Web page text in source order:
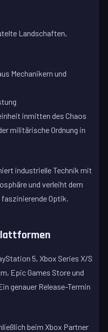
Landschaften,
Mechanikern und
inmitten des Chaos
militärische Ordnung in
industrielle Technik mit
und verleiht dem
faszinierende Optik.
5, Xbox Series X/S
Epic Games Store und
genauer Release-Termin
beim Xbox Partner